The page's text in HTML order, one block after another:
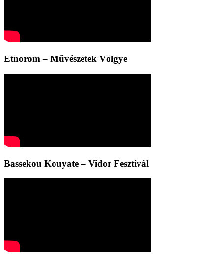
Etnorom – Művészetek Völgye
Bassekou Kouyate – Vidor Fesztivál